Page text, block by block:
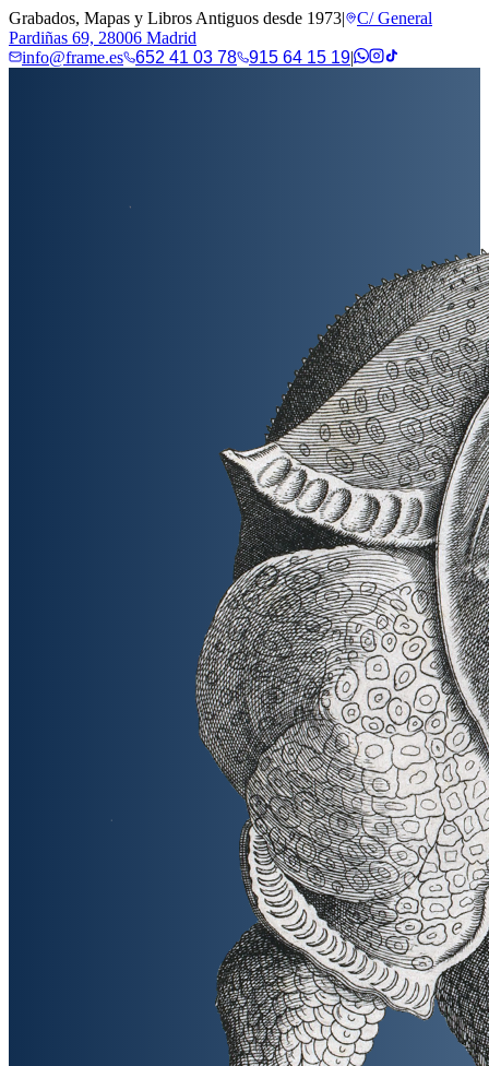
Grabados, Mapas y Libros Antiguos desde 1973|
C/ General
Pardiñas 69, 28006 Madrid
info@frame.es
652 41 03 78 915 64 15 19|